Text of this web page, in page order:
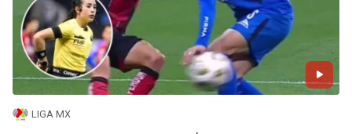
LIGA MX